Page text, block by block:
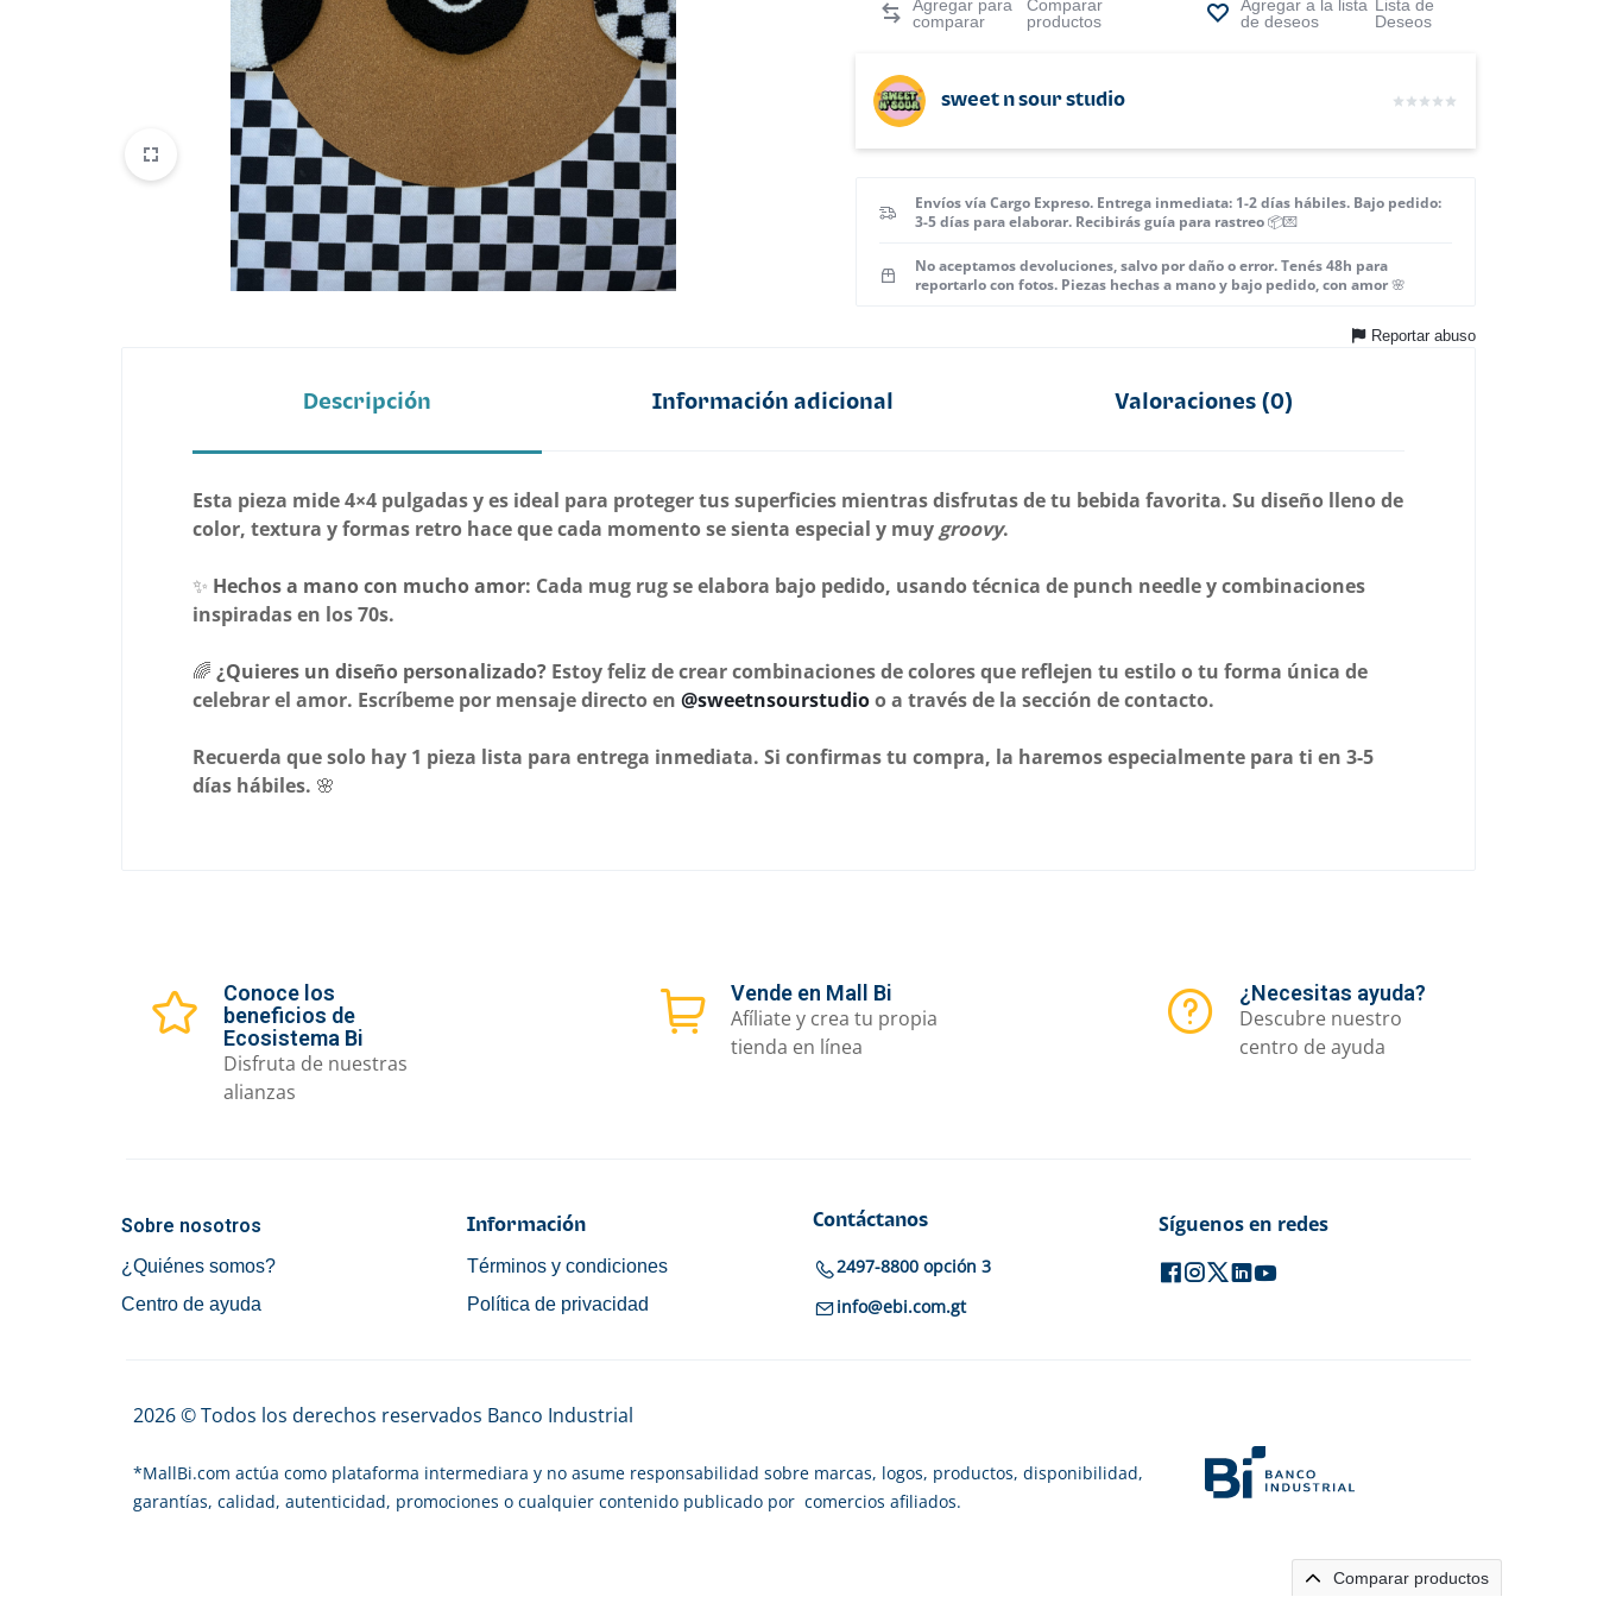
Belleza
Electrónicos y Accesorios
Hogar y Cocina
Moda
Tecnología
Comparar
productos
Lista de
Deseos
sweet n sour studio
Envíos vía Cargo Expreso. Entrega inmediata: 1-2 días hábiles. Bajo pedido:
3-5 días para elaborar. Recibirás guía para rastreo 📦💌
No aceptamos devoluciones, salvo por daño o error. Tenés 48h para
reportarlo con fotos. Piezas hechas a mano y bajo pedido, con amor 🌸
Reportar abuso
Descripción Información adicional Valoraciones (0)
Esta pieza mide 4×4 pulgadas y es ideal para proteger tus superficies mientras disfrutas de tu bebida favorita. Su diseño lleno de
color, textura y formas retro hace que cada momento se sienta especial y muy groovy.
✨ Hechos a mano con mucho amor: Cada mug rug se elabora bajo pedido, usando técnica de punch needle y combinaciones
inspiradas en los 70s.
🌈 ¿Quieres un diseño personalizado? Estoy feliz de crear combinaciones de colores que reflejen tu estilo o tu forma única de
celebrar el amor. Escríbeme por mensaje directo en @sweetnsourstudioo a través de la sección de contacto.
Recuerda que solo hay 1 pieza lista para entrega inmediata. Si confirmas tu compra, la haremos especialmente para ti en 3-5
días hábiles. 🌸
Conoce los
beneficios de
Ecosistema Bi
Disfruta de nuestras
alianzas
Vende en Mall Bi
Afíliate y crea tu propia
tienda en línea
¿Necesitas ayuda?
Descubre nuestro
centro de ayuda
Sobre nosotros
¿Quiénes somos?
Centro de ayuda
Información
Términos y condiciones
Política de privacidad
Contáctanos
2497-8800 opción 3
info@ebi.com.gt
Síguenos en redes
2026 © Todos los derechos reservados Banco Industrial
*MallBi.com actúa como plataforma intermediara y no asume responsabilidad sobre marcas, logos, productos, disponibilidad,
garantías, calidad, autenticidad, promociones o cualquier contenido publicado por comercios afiliados.
Comparar productos